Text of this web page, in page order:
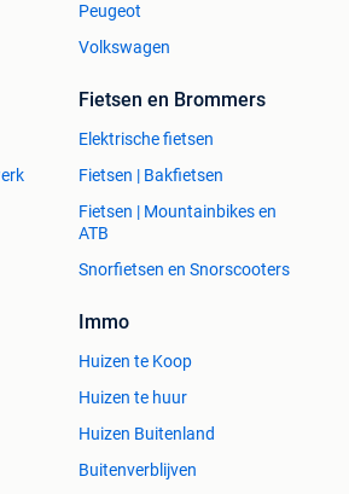
Peugeot
Volkswagen
Fietsen en Brommers
Elektrische fietsen
Fietsen | Bakfietsen
Fietsen | Mountainbikes en
ATB
Snorfietsen en Snorscooters
Immo
Huizen te Koop
Huizen te huur
Huizen Buitenland
Buitenverblijven